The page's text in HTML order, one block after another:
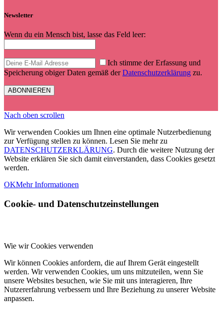
Newsletter
Wenn du ein Mensch bist, lasse das Feld leer:
Ich stimme der Erfassung und
Speicherung obiger Daten gemäß derDatenschutzerklärung zu.
Nach oben scrollen
Wir verwenden Cookies um Ihnen eine optimale Nutzerbedienung
zur Verfügung stellen zu können. Lesen Sie mehr zu
DATENSCHUTZERKLÄRUNG. Durch die weitere Nutzung der
Website erklären Sie sich damit einverstanden, dass Cookies gesetzt
werden.
OKMehr Informationen
Cookie- und Datenschutzeinstellungen
Wie wir Cookies verwenden
Wir können Cookies anfordern, die auf Ihrem Gerät eingestellt
werden. Wir verwenden Cookies, um uns mitzuteilen, wenn Sie
unsere Websites besuchen, wie Sie mit uns interagieren, Ihre
Nutzererfahrung verbessern und Ihre Beziehung zu unserer Website
anpassen.